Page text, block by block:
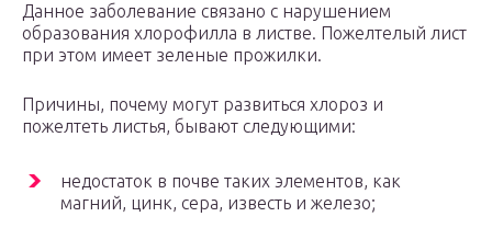
Данное заболевание связано с нарушением
образования хлорофилла в листве. Пожелтелый лист
при этом имеет зеленые прожилки.
Причины, почему могут развиться хлороз и
пожелтеть листья, бывают следующими:
недостаток в почве таких элементов, как
магний, цинк, сера, известь и железо;